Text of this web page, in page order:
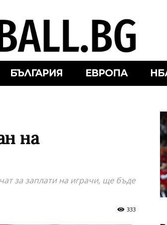
БЪЛГАРИЯ ЕВРОПА
на
за заплати на играчи, ще бъде
333